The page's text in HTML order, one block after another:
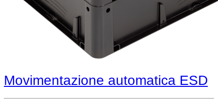
Movimentazione automatica ESD